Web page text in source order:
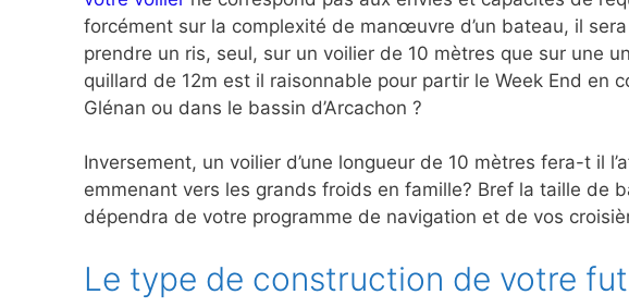
forcément sur la complexité de manœuvre d’un bateau, il
prendre un ris, seul, sur un voilier de 10 mètres que sur une
quillard de 12m est il raisonnable pour partir le Week End en
Glénan ou dans le bassin d’Arcachon ?
Inversement, un voilier d’une longueur de 10 mètres fera-t il
emmenant vers les grands froids en famille? Bref la taille de
dépendra de votre programme de navigation et de vos
Le type de construction de votre